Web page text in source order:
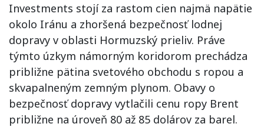
Investments stojí za rastom cien najmä napätie
okolo Iránu a zhoršená bezpečnosť lodnej
dopravy v oblasti Hormuzský prieliv. Práve
týmto úzkym námorným koridorom prechádza
približne pätina svetového obchodu s ropou a
skvapalneným zemným plynom. Obavy o
bezpečnosť dopravy vytlačili cenu ropy Brent
približne na úroveň 80 až 85 dolárov za barel.